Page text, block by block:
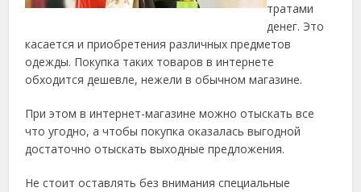
тратами
денег. Это
касается и приобретения различных предметов
одежды. Покупка таких товаров в интернете
обходится дешевле, нежели в обычном магазине.
При этом в интернет-магазине можно отыскать все
что угодно, а чтобы покупка оказалась выгодной
достаточно отыскать выходные предложения.
Не стоит оставлять без внимания специальные